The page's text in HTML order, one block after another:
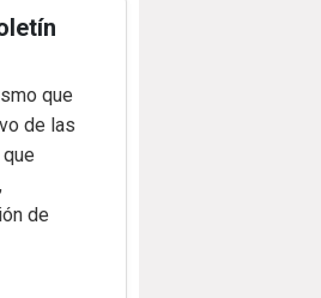
que
de las
de